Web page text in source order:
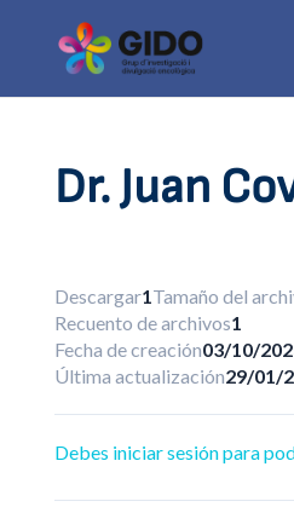
Dr. Juan
Descargar1Tamaño del
Recuento de archivos1
Fecha de creación03/10/
Última actualización29/01/
Debes iniciar sesión para